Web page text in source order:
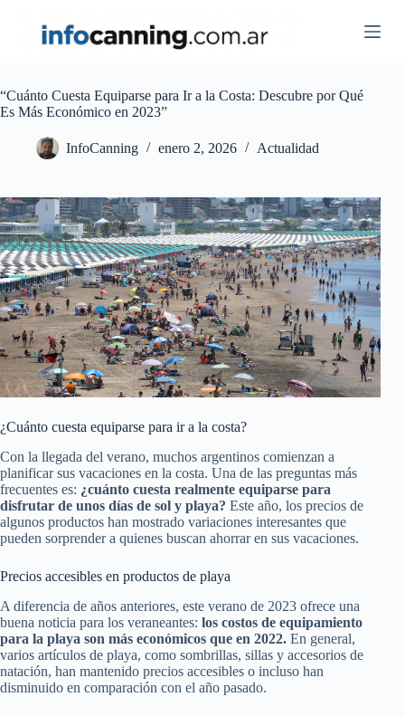
“Cuánto Cuesta Equiparse para Ir a la Costa: Descubre por Qué
Es Más Económico en 2023”
InfoCanning enero 2, 2026 Actualidad
¿Cuánto cuesta equiparse para ir a la costa?
Con la llegada del verano, muchos argentinos comienzan a
planificar sus vacaciones en la costa. Una de las preguntas más
frecuentes es: ¿cuánto cuesta realmente equiparse para
disfrutar de unos días de sol y playa? Este año, los precios de
algunos productos han mostrado variaciones interesantes que
pueden sorprender a quienes buscan ahorrar en sus vacaciones.
Precios accesibles en productos de playa
A diferencia de años anteriores, este verano de 2023 ofrece una
buena noticia para los veraneantes: los costos de equipamiento
para la playa son más económicos que en 2022. En general,
varios artículos de playa, como sombrillas, sillas y accesorios de
natación, han mantenido precios accesibles o incluso han
disminuido en comparación con el año pasado.